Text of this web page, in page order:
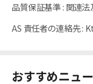
品質保証基準: 関連
AS 責任者の連絡先:
おすすめニュ